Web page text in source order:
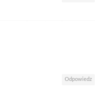
Odpowiedz